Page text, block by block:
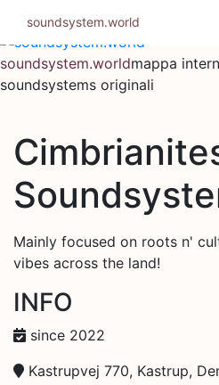
contenuto
soundsystem.worldmappa
soundsystems originali
Mainly focused on roots n'
vibes across the land!
INFO
since 2022
Kastrupvej 770, Kastrup,
soundsystem.world